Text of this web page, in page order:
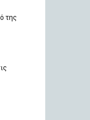
της